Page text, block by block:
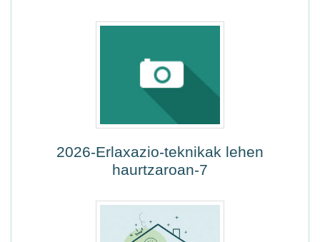
2026-Erlaxazio-teknikak lehen
haurtzaroan-7